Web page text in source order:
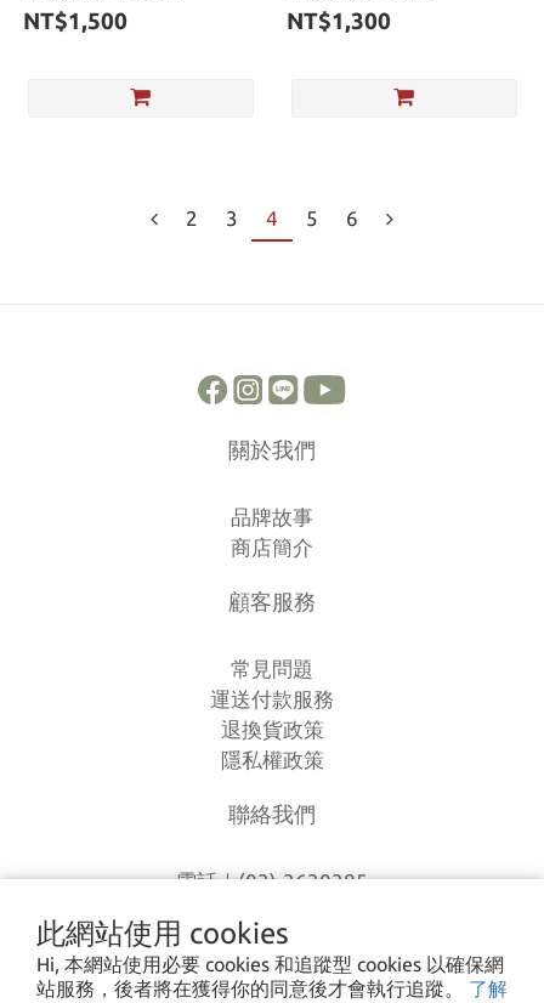
此網站使用 cookies
Hi, 本網站使用必要 cookies 和追蹤型 cookies 以確保網
站服務，後者將在獲得你的同意後才會執行追蹤。 了解
NT$1,500 NT$1,300
2 3 4 5 6
關於我們
品牌故事
商店簡介
顧客服務
常見問題
運送付款服務
退換貨政策
隱私權政策
聯絡我們
電話｜(03)-3630385
信箱｜loverlien@gmail.com
地址｜桃園市八德區和平路1168巷7號